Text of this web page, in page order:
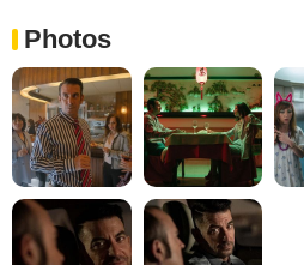
Photos